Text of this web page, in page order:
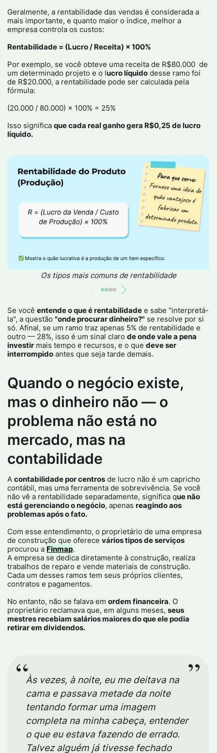
Geralmente, a rentabilidade das vendas é considerada a
mais importante, e quanto maior o índice, melhor a
empresa controla os custos:​
Rentabilidade = (Lucro / Receita) × 100%​
Por exemplo, se você obteve uma receita de R$80.000 de
um determinado projeto e o lucro líquido desse ramo foi
de R$20.000, a rentabilidade pode ser calculada pela
fórmula:​
(20.000 / 80.000) × 100% = 25%​
Isso significaque cada real ganho gera R$0,25 de lucro
líquido.​
Os tipos mais comuns de rentabilidade
Se vocêentende o que é rentabilidade e sabe "interpretá-
la", a questão"onde procurar dinheiro?" se resolve por si
só. Afinal, se um ramo traz apenas 5% de rentabilidade e
outro — 28%, isso é um sinal clarode onde vale a pena
investir mais tempo e recursos, e o quedeve ser
interrompido antes que seja tarde demais.​
Quando o negócio existe,
mas o dinheiro não — o
problema não está no
mercado, mas na
contabilidade
Acontabilidade por centros de lucro não é um capricho
contábil, mas uma ferramenta de sobrevivência. Se você
não vê a rentabilidade separadamente, significa que não
está gerenciando o negócio, apenas reagindo aos
problemas após o fato.​
Com esse entendimento, o proprietário de uma empresa
de construção que oferecevários tipos de serviços
procurou a Finmap.​
A empresa se dedica diretamente à construção, realiza
trabalhos de reparo e vende materiais de construção.
Cada um desses ramos tem seus próprios clientes,
contratos e pagamentos.​
No entanto, não se falava emordem financeira. O
proprietário reclamava que, em alguns meses,seus
mestres recebiam salários maiores do que ele podia
retirar em dividendos.​
Às vezes, à noite, eu me deitava na
cama e passava metade da noite
tentando formar uma imagem
completa na minha cabeça, entender
o que eu estava fazendo de errado.
Talvez alguém já tivesse fechado